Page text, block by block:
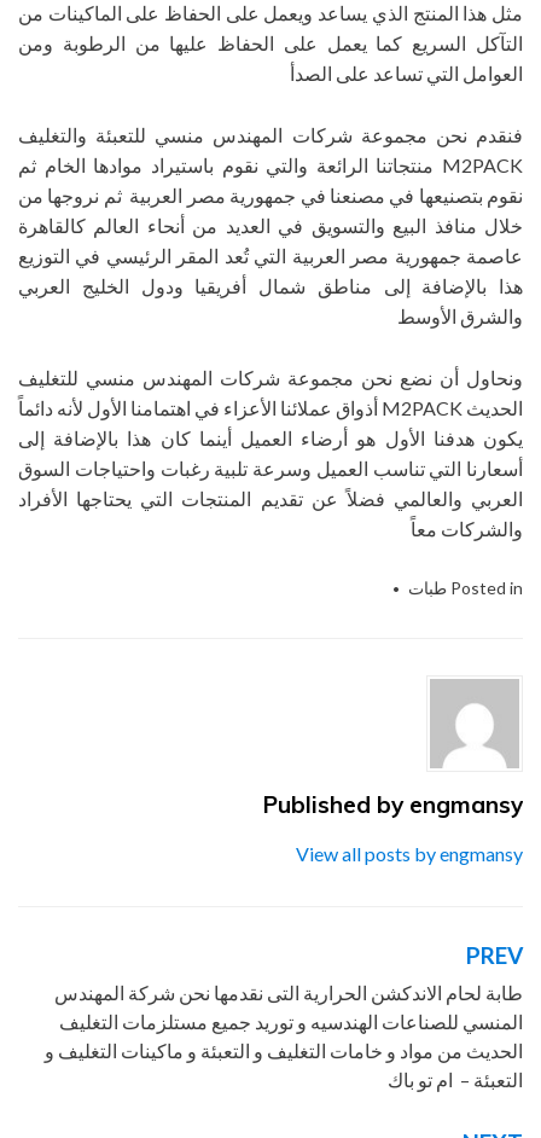
مثل هذا المنتج الذي يساعد ويعمل على الحفاظ على الماكينات من
التآكل السريع كما يعمل على الحفاظ عليها من الرطوبة ومن
العوامل التي تساعد على الصدأ
فنقدم نحن مجموعة شركات المهندس منسي للتعبئة والتغليف
M2PACK منتجاتنا الرائعة والتي نقوم باستيراد موادها الخام ثم
نقوم بتصنيعها في مصنعنا في جمهورية مصر العربية ثم نروجها من
خلال منافذ البيع والتسويق في العديد من أنحاء العالم كالقاهرة
عاصمة جمهورية مصر العربية التي تُعد المقر الرئيسي في التوزيع
هذا بالإضافة إلى مناطق شمال أفريقيا ودول الخليج العربي
والشرق الأوسط
ونحاول أن نضع نحن مجموعة شركات المهندس منسي للتغليف
الحديث M2PACK أذواق عملائنا الأعزاء في اهتمامنا الأول لأنه دائماً
يكون هدفنا الأول هو أرضاء العميل أينما كان هذا بالإضافة إلى
أسعارنا التي تناسب العميل وسرعة تلبية رغبات واحتياجات السوق
العربي والعالمي فضلاً عن تقديم المنتجات التي يحتاجها الأفراد
والشركات معاً
Posted in طبات
Published by engmansy
View all posts by engmansy
تصفّح
المقالات
PREV
طابة لحام الاندكشن الحرارية التى نقدمها نحن شركة المهندس
المنسي للصناعات الهندسيه و توريد جميع مستلزمات التغليف
الحديث من مواد و خامات التغليف و التعبئة و ماكينات التغليف و
التعبئة – ام تو باك